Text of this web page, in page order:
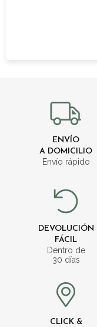
ENVÍO
A DOMICILIO
Envío rápido
DEVOLUCIÓN
FÁCIL
Dentro de
30 días
CLICK &